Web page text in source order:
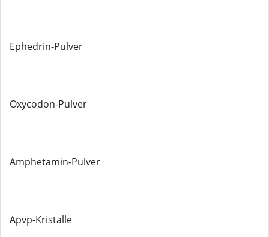
Ephedrin-Pulver
Oxycodon-Pulver
Amphetamin-Pulver
Apvp-Kristalle